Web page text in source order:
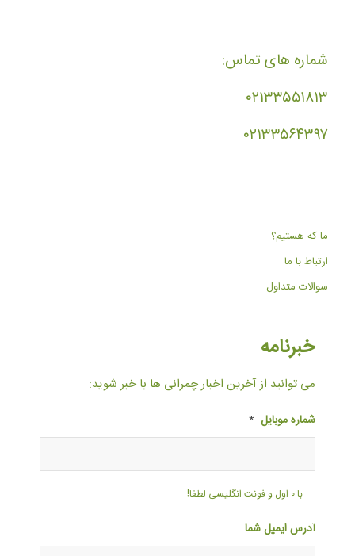
شماره های تماس:
۰۲۱۳۳۵۵۱۸۱۳
۰۲۱۳۳۵۶۴۳۹۷
ما که هستیم؟
ارتباط با ما
سوالات متداول
خبرنامه
می توانید از آخرین اخبار چمرانی ها با خبر شوید:
شماره موبایل *
با ۰ اول و فونت انگلیسی لطفا!
آدرس ایمیل شما